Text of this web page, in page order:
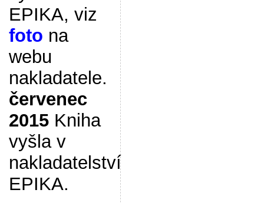
EPIKA, viz
foto na
webu
nakladatele.
červenec
2015Kniha
vyšla v
nakladatelství
EPIKA.